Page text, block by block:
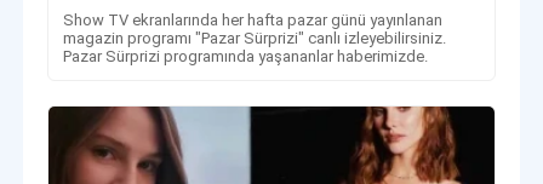
Show TV ekranlarında her hafta pazar günü yayınlanan
magazin programı "Pazar Sürprizi" canlı izleyebilirsiniz.
Pazar Sürprizi programında yaşananlar haberimizde.